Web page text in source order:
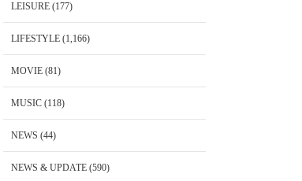
LEISURE(177)
LIFESTYLE(1,166)
MOVIE(81)
MUSIC(118)
NEWS (44)
NEWS & UPDATE(590)